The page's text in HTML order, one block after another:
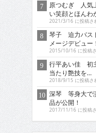
原つむぎ 人気
い笑顔とほんわ
2021/3/16 に投稿さ
琴子 迫力バス
メージデビュー
2015/10/16 に投稿
行平あい佳 初
当たり艶技を…
2018/9/15 に投稿さ
深琴 等身大で
品が公開！
2017/11/16 に投稿